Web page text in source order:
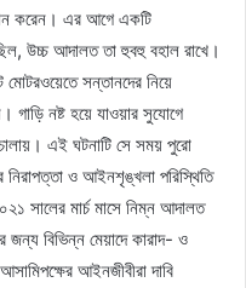
করেন। এর আগে একটি
উচ্চ আদালত তা হুবহু বহাল রাখে।
সন্তানদের নিয়ে
গাড়ি নষ্ট হয়ে যাওয়ার সুযোগে
এই ঘটনাটি সে সময় পুরো
নিরাপত্তা ও আইনশৃঙ্খলা পরিস্থিতি
সালের মার্চ মাসে নিম্ন আদালত
জন্য বিভিন্ন মেয়াদে কারাদ- ও
আইনজীবীরা দাবি